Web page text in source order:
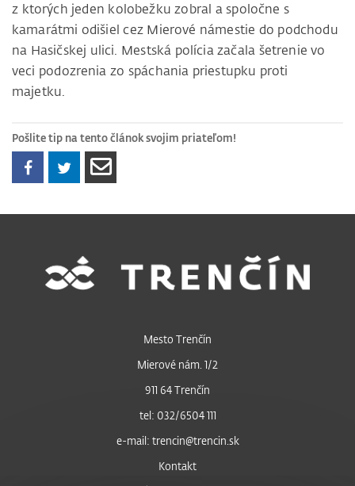
z ktorých jeden kolobežku zobral a spoločne s
kamarátmi odišiel cez Mierové námestie do podchodu
na Hasičskej ulici. Mestská polícia začala šetrenie vo
veci podozrenia zo spáchania priestupku proti
majetku.
Pošlite tip na tento článok svojim priateľom!
Mesto Trenčín
Mierové nám. 1/2
911 64 Trenčín
tel: 032/6504 111
e-mail: trencin@trencin.sk
Kontakt